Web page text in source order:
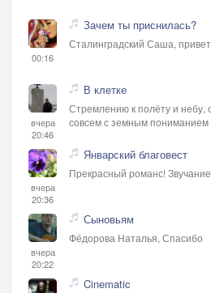
Напился в свинчик
Круглый в масле со
Круглый в масле,круглый в
Круглый в масле со
Блинчик
00:16
Зачем ты приснилась?
Сталинградский Саша,
вчера
20:46
В клетке
Стремлению к полёту и небу,
совсем с земным пониманием
вчера
20:36
Январский благовест
Прекрасный романс!
вчера
20:22
Сыновьям
Фёдорова Наталья, Спасибо
Cinematic